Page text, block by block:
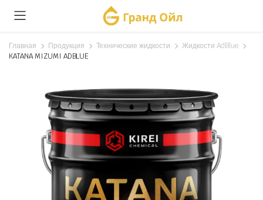
Главная Продукция Технические жидкости
Жидкости AdBlue
KATANA MIZUMI ADBLUE